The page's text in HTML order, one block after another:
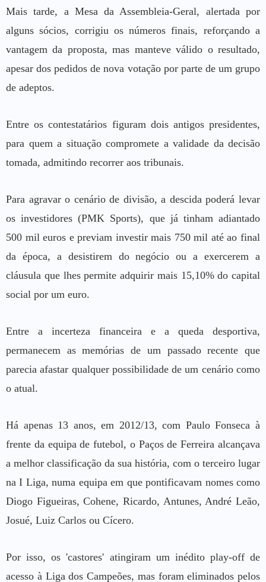
Mais tarde, a Mesa da Assembleia-Geral, alertada por
alguns sócios, corrigiu os números finais, reforçando a
vantagem da proposta, mas manteve válido o resultado,
apesar dos pedidos de nova votação por parte de um grupo
de adeptos.
Entre os contestatários figuram dois antigos presidentes,
para quem a situação compromete a validade da decisão
tomada, admitindo recorrer aos tribunais.
Para agravar o cenário de divisão, a descida poderá levar
os investidores (PMK Sports), que já tinham adiantado
500 mil euros e previam investir mais 750 mil até ao final
da época, a desistirem do negócio ou a exercerem a
cláusula que lhes permite adquirir mais 15,10% do capital
social por um euro.
Entre a incerteza financeira e a queda desportiva,
permanecem as memórias de um passado recente que
parecia afastar qualquer possibilidade de um cenário como
o atual.
Há apenas 13 anos, em 2012/13, com Paulo Fonseca à
frente da equipa de futebol, o Paços de Ferreira alcançava
a melhor classificação da sua história, com o terceiro lugar
na I Liga, numa equipa em que pontificavam nomes como
Diogo Figueiras, Cohene, Ricardo, Antunes, André Leão,
Josué, Luiz Carlos ou Cícero.
Por isso, os 'castores' atingiram um inédito play-off de
acesso à Liga dos Campeões, mas foram eliminados pelos